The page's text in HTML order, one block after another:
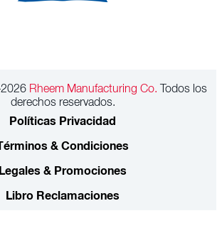
Rheem Manufacturing Co. Todos los
derechos reservados.
Políticas Privacidad
& Condiciones
Legales & Promociones
Libro Reclamaciones